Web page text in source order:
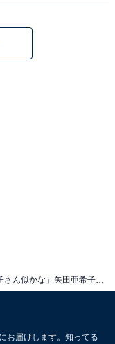
お届けします。知ってる